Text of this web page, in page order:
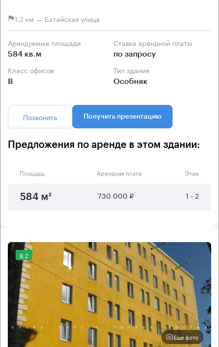
1.2 км → Батайская улица
Арендуемые площади
584 кв.м
Ставка арендной платы
по запросу
Класс офисов
B
Тип здания
Особняк
Позвонить Получить презентацию
Предложения по аренде в этом здании:
Площадь Арендная плата Этаж
584 м² 730 000 ₽ 1 - 2
8.2
Еще фото